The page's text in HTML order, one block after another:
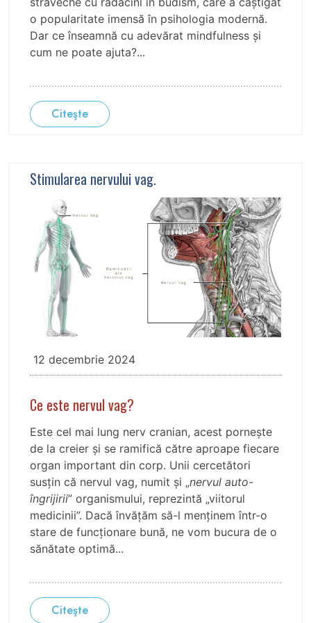
o popularitate imensă în psihologia modernă.
Dar ce înseamnă cu adevărat mindfulness și
cum ne poate ajuta?...
Citeşte
Stimularea nervului vag.
12 decembrie 2024
Ce este nervul vag?
Este cel mai lung nerv cranian, acest pornește
de la creier și se ramifică către aproape fiecare
organ important din corp. Unii cercetători
susțin că nervul vag, numit și „nervul auto-
îngrijirii” organismului, reprezintă „viitorul
medicinii”. Dacă învățăm să-l menținem într-o
stare de funcționare bună, ne vom bucura de o
sănătate optimă...
Citeşte